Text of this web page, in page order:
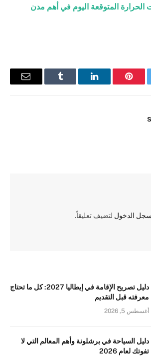
الحرارة المتوقعة اليوم في أهم مدن
بينتيريستلينكدإن Tumblr
البريد
الدخول لتضيف تعليقاً.
دليل تصريح الإقامة في إيطاليا 2027: كل ما تحتاج
معرفته قبل التقديم
أغسطس 5, 2026
دليل السياحة في برشلونة وأهم المعالم التي لا
تفوتك لعام 2026